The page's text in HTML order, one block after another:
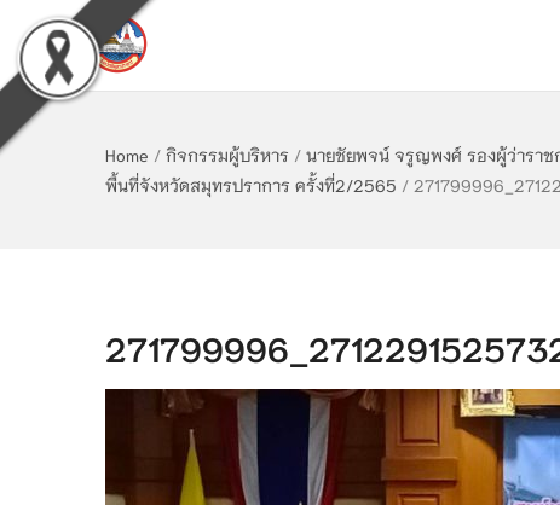
Home / กิจกรรมผู้บริหาร / นายชัยพจน์ จรูญพงศ์ รองผู้ว่าราช
พื้นที่จังหวัดสมุทรปราการ ครั้งที่2/2565 /